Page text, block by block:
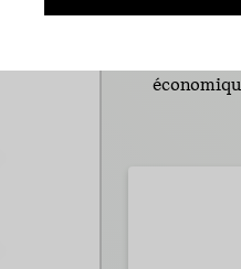
sur